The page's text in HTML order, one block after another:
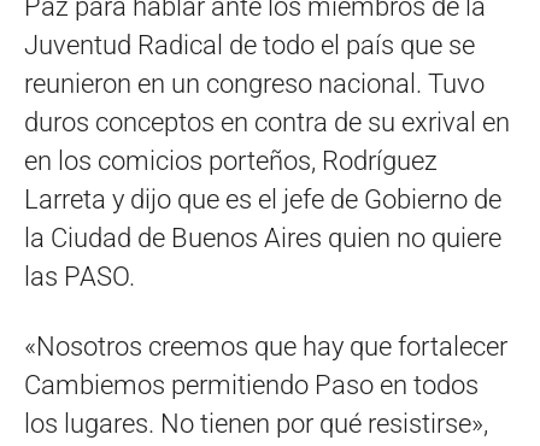
Paz para hablar ante los miembros de la
Juventud Radical de todo el país que se
reunieron en un congreso nacional. Tuvo
duros conceptos en contra de su exrival en
en los comicios porteños, Rodríguez
Larreta y dijo que es el jefe de Gobierno de
la Ciudad de Buenos Aires quien no quiere
las PASO.
«Nosotros creemos que hay que fortalecer
Cambiemos permitiendo Paso en todos
los lugares. No tienen por qué resistirse»,